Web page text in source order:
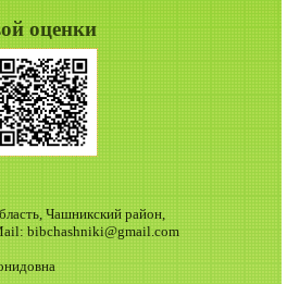
оценки
Чашникский район,
bibchashniki@gmail.com